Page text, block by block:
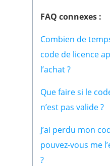
FAQ connexes :
Combien de
code de licence
l’achat ?
Que faire si le
n’est pas valide ?
J’ai perdu mon
pouvez-vous me
?